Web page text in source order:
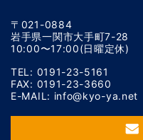
〒021-0884
岩手県一関市大手町7-28
10:00〜17:00(日曜定休)
TEL: 0191-23-5161
FAX: 0191-23-3660
E-MAIL: info@kyo-ya.net